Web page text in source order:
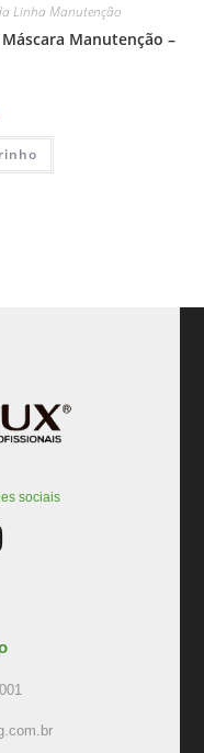
Linha Manutenção
Manutenção –
sociais